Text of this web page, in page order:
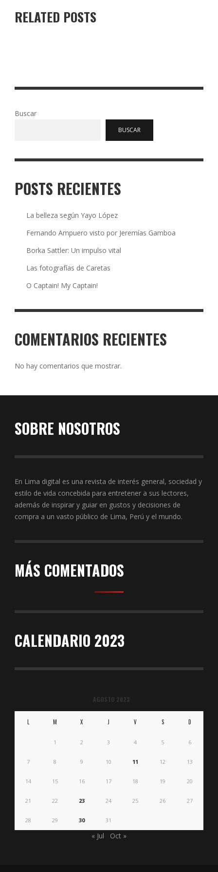
RELATED POSTS
Buscar
BUSCAR
POSTS RECIENTES
La belleza según Yayo López
Fernando Ampuero visto por Jeremías Gamboa
Borka Sattler: Un impulso vital
Las fotografías de Caretas
O Captain! My Captain!
COMENTARIOS RECIENTES
No hay comentarios que mostrar.
SOBRE NOSOTROS
En Lima digital es una revista de interés general, sociedad y
estilo de vida concebida para entretener a sus lectores,
además de inspirar y guiar en gustos y decisiones de
compra a un vasto público de Lima, Perú y el mundo.
MÁS COMENTADOS
CALENDARIO 2023
AGOSTO 2023
L M X J V S D
1 2 3 4 5 6
7 8 9 10 11 12 13
14 15 16 17 18 19 20
21 22 23 24 25 26 27
28 29 30 31
« Jul Oct »